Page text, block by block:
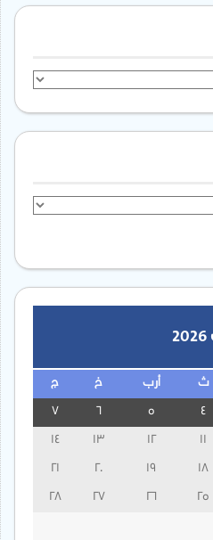
ث أرب خ ج
13
14
18
19
20
21
25
26
27
28